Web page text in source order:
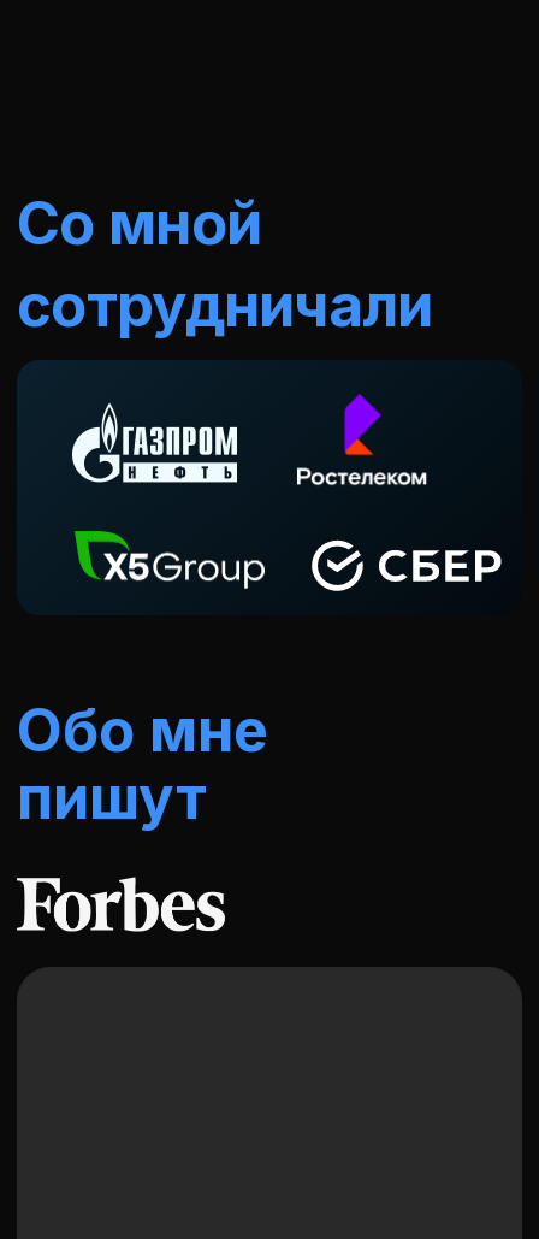
продвигает вперёд.
Чувствуешь себя яснее,
шире, спокойнее
сдвигает с
мертвой точки